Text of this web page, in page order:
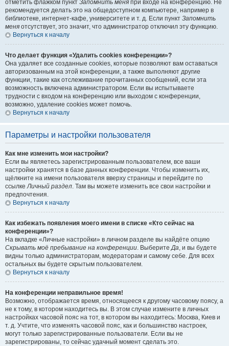
отметить флажком пункт Запомнить меня при входе на конференцию. Не
рекомендуется делать это на общедоступном компьютере, например в
библиотеке, интернет-кафе, университете и т. д. Если пункт Запомнить
меня отсутствует, это значит, что администратор отключил эту функцию.
Вернуться к началу
Что делает функция «Удалить cookies конференции»?
Она удаляет все созданные cookies, которые позволяют вам оставаться
авторизованным на этой конференции, а также выполняют другие
функции, такие как отслеживание прочитанных сообщений, если эта
возможность включена администратором. Если вы испытываете
трудности с входом на конференцию или выходом с конференции,
возможно, удаление cookies может помочь.
Вернуться к началу
Параметры и настройки пользователя
Как мне изменить мои настройки?
Если вы являетесь зарегистрированным пользователем, все ваши
настройки хранятся в базе данных конференции. Чтобы изменить их,
щёлкните на имени пользователя вверху страницы и перейдите по
ссылкеЛичный раздел. Там вы можете изменить все свои настройки и
предпочтения.
Вернуться к началу
Как избежать появления моего имени в списке «Кто сейчас на
конференции»?
На вкладке «Личные настройки» в личном разделе вы найдёте опцию
Скрывать моё пребывание на конференции. ВыберитеДа, и вы будете
видны только администраторам, модераторам и самому себе. Для всех
остальных вы будете скрытым пользователем.
Вернуться к началу
На конференции неправильное время!
Возможно, отображается время, относящееся к другому часовому поясу, а
не к тому, в котором находитесь вы. В этом случае измените в личных
настройках часовой пояс на тот, в котором вы находитесь: Москва, Киев и
т. д. Учтите, что изменять часовой пояс, как и большинство настроек,
могут только зарегистрированные пользователи. Если вы не
зарегистрированы, то сейчас удачный момент сделать это.